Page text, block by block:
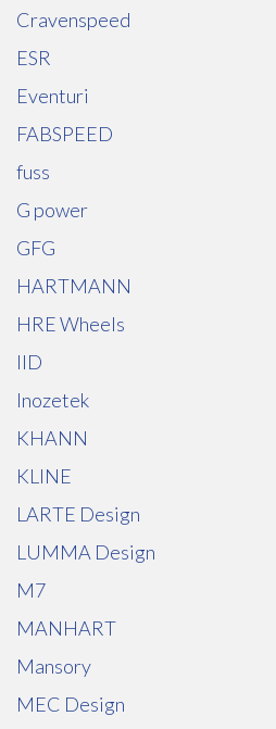
Cravenspeed
ESR
Eventuri
FABSPEED
fuss
G power
GFG
HARTMANN
HRE Wheels
IID
Inozetek
KHANN
KLINE
LARTE Design
LUMMA Design
M7
MANHART
Mansory
MEC Design